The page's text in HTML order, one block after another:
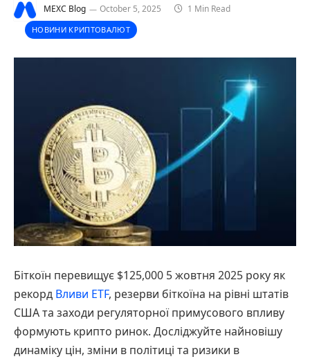
MEXC Blog October 5, 2025 1 Min Read
НОВИНИ КРИПТОВАЛЮТ
Біткоїн перевищує $125,000 5 жовтня 2025 року як
рекорд Вливи ETF, резерви біткоїна на рівні штатів
США та заходи регуляторної примусового впливу
формують крипто ринок. Досліджуйте найновішу
динаміку цін, зміни в політиці та ризики в